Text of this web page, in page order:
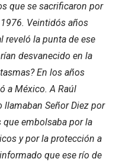
que se sacrificaron por
Veintidós años
reveló la punta de ese
desvanecido en la
En los años
a México. A Raúl
llamaban Señor Diez por
embolsaba por la
y por la protección a
que ese río de